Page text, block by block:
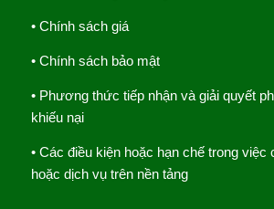
• Chính sách giá
• Chính sách bảo mật
• Phương thức tiếp nhận và giải quyết
khiếu nại
• Các điều kiện hoặc hạn chế trong việc
hoặc dịch vụ trên nền tảng